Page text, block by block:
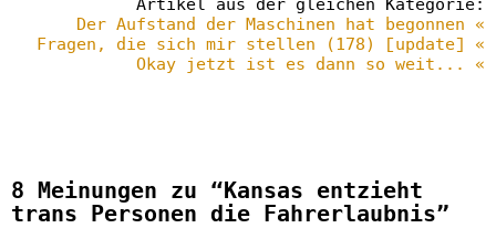
Artikel aus der gleichen Kategorie:
Der Aufstand der Maschinen hat begonnen «
Fragen, die sich mir stellen (178) [update] «
Okay jetzt ist es dann so weit... «
8 Meinungen zu “Kansas entzieht
trans Personen die Fahrerlaubnis”